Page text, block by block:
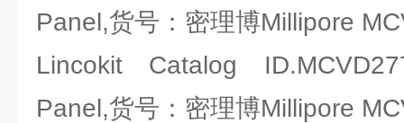
Panel,货号：密理博Millipore
Lincokit Catalog
Panel,货号：密理博Millipore